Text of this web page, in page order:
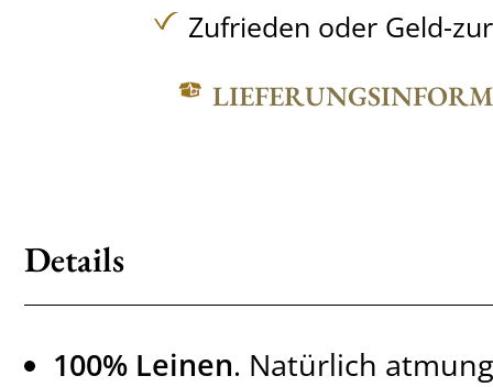
Zufrieden oder Geld-
Details
100% Leinen. Natürlich